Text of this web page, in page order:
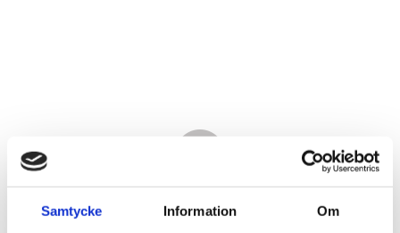
Samtycke Information Om